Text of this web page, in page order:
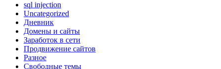
sql injection
Uncategorized
Дневник
Домены и сайты
Заработок в сети
Продвижение сайтов
Разное
Свободные темы